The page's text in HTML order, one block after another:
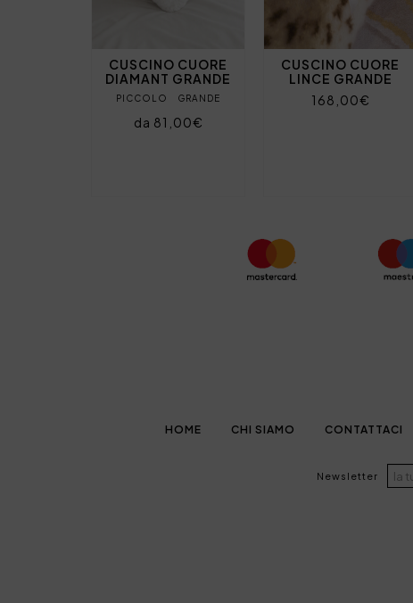
CUSCINO CUORE
DIAMANT GRANDE
PICCOLO GRANDE
da 81,00€
CUSCINO CUORE
LINCE GRANDE
168,00€
HOME CHI SIAMO CONTATTACI
Newsletter